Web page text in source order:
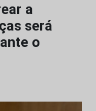
a
será
o